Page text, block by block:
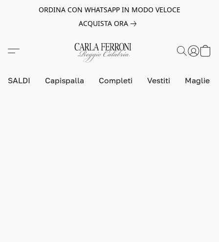
ORDINA CON WHATSAPP IN MODO VELOCE
ACQUISTA ORA
SALDI Capispalla Completi Vestiti Maglie e